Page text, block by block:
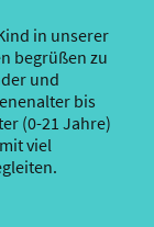
in unserer
begrüßen zu
und
bis
(0-21 Jahre)
viel